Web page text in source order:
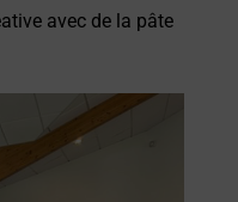
avec de la pâte